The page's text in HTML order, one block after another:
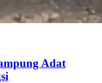
Adat